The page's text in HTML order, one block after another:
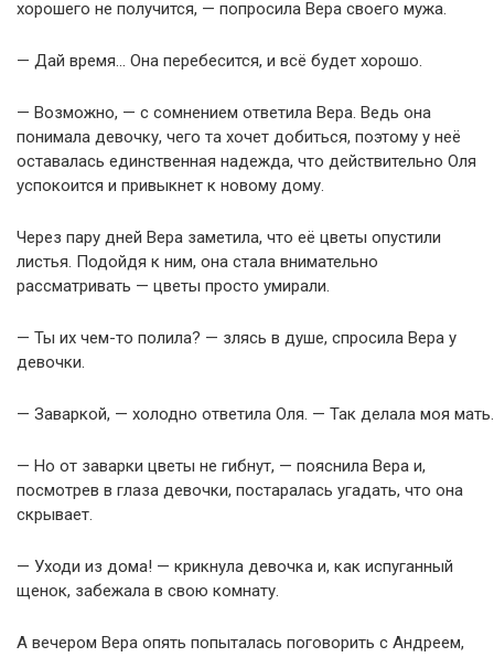
хорошего не получится, — попросила Вера своего мужа.
— Дай время… Она перебесится, и всё будет хорошо.
— Возможно, — с сомнением ответила Вера. Ведь она
понимала девочку, чего та хочет добиться, поэтому у неё
оставалась единственная надежда, что действительно Оля
успокоится и привыкнет к новому дому.
Через пару дней Вера заметила, что её цветы опустили
листья. Подойдя к ним, она стала внимательно
рассматривать — цветы просто умирали.
— Ты их чем-то полила? — злясь в душе, спросила Вера у
девочки.
— Заваркой, — холодно ответила Оля. — Так делала моя мать.
— Но от заварки цветы не гибнут, — пояснила Вера и,
посмотрев в глаза девочки, постаралась угадать, что она
скрывает.
— Уходи из дома! — крикнула девочка и, как испуганный
щенок, забежала в свою комнату.
А вечером Вера опять попыталась поговорить с Андреем,